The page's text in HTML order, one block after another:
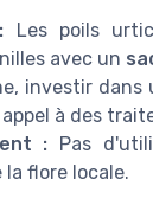
Les poils
avec un
investir dans
à des
: Pas
flore locale.